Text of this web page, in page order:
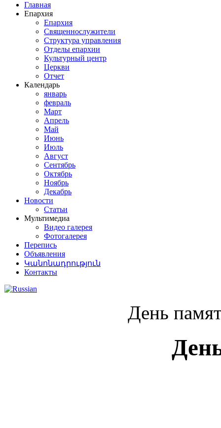
Главная
Епархия
Епархия
Священнослужители
Структура управления
Отделы епархии
Культурный центр
Церкви
Отчет
Календарь
январь
февраль
Март
Апрель
Май
Июнь
Июль
Август
Сентябрь
Октябрь
Ноябрь
Декабрь
Новости
Статьи
Мультимедиа
Видео галерея
Фотогалерея
Перепись
Объявления
Կանոնադրություն
Контакты
День